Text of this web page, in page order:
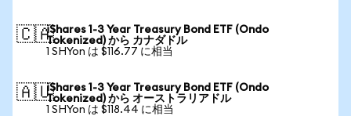
🇨🇦iShares 1-3 Year Treasury Bond ETF (Ondo
Tokenized) から カナダドル
1 SHYon は $116.77 に相当
🇦🇺iShares 1-3 Year Treasury Bond ETF (Ondo
Tokenized) から オーストラリアドル
1 SHYon は $118.44 に相当